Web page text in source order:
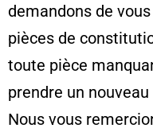
demandons de
pièces de
toute pièce
prendre un
Nous vous